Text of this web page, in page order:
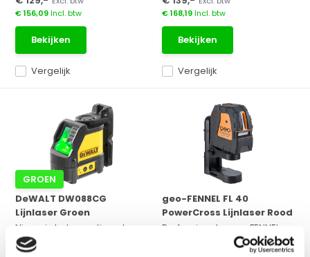
Vergelijk
€ 156,09Incl. btw
Bekijken
Vergelijk
€ 168,19Incl. btw
Bekijken
GROEN
DeWALT DW088CG
Lijnlaser Groen
Nieuw in het assortiment van
DeWALT de groene va...
geo-FENNEL FL 40
PowerCross Lijnlaser Rood
Professionele geo-FENNEL
lijnlaser met twee lase...